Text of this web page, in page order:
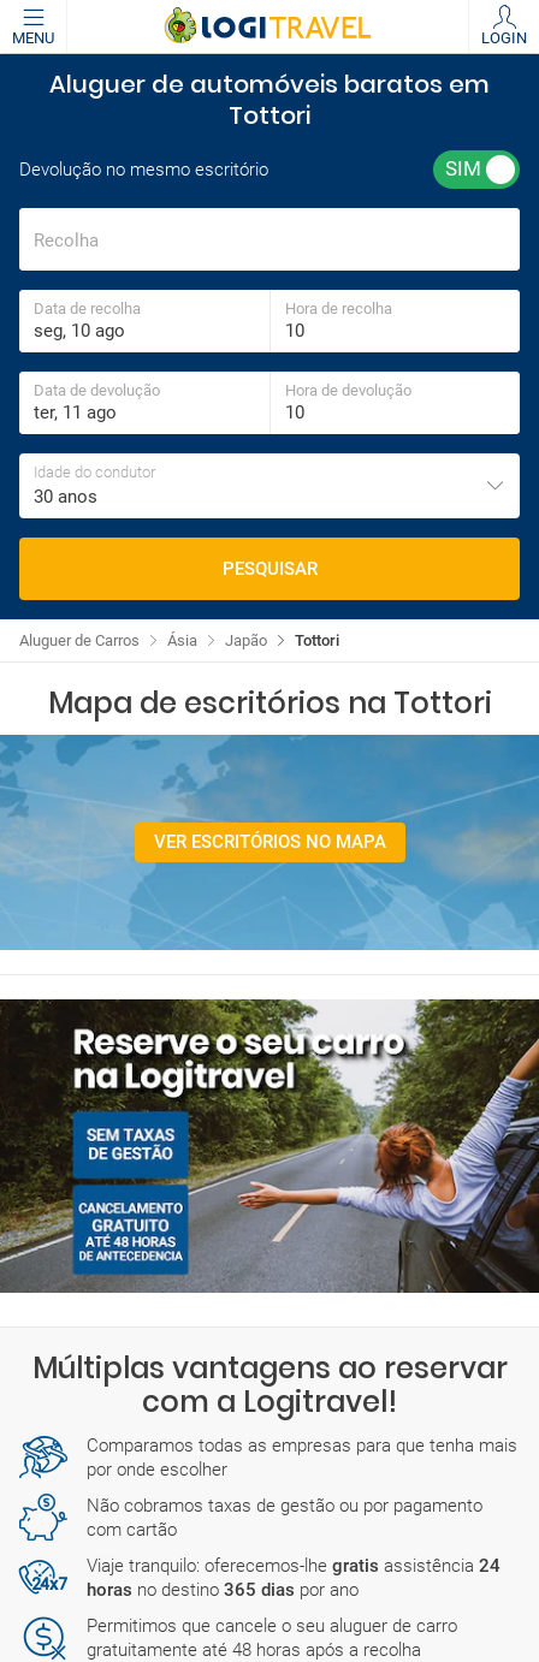
MENU LOGIN
Aluguer de automóveis baratos em
Tottori
Devolução no mesmo escritório
Recolha
Data de recolha Hora de recolha
Data de devolução Hora de devolução
Idade do condutor
30 anos
PESQUISAR
Tottori
Japão
Ásia
Aluguer de Carros
Mapa de escritórios na Tottori
VER ESCRITÓRIOS NO MAPA
Múltiplas vantagens ao reservar
com a Logitravel!
Comparamos todas as empresas para que tenha mais
por onde escolher
Não cobramos taxas de gestão ou por pagamento
com cartão
Viaje tranquilo: oferecemos-lhe gratis assistência 24
horas no destino 365 dias por ano
Permitimos que cancele o seu aluguer de carro
gratuitamente até 48 horas após a recolha